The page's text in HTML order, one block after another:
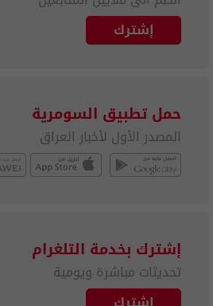
إشترك
حمل تطبيق السومرية
المصدر الأول لأخبار العراق
إشترك بخدمة التلغرام
تحديثات مباشرة ويومية